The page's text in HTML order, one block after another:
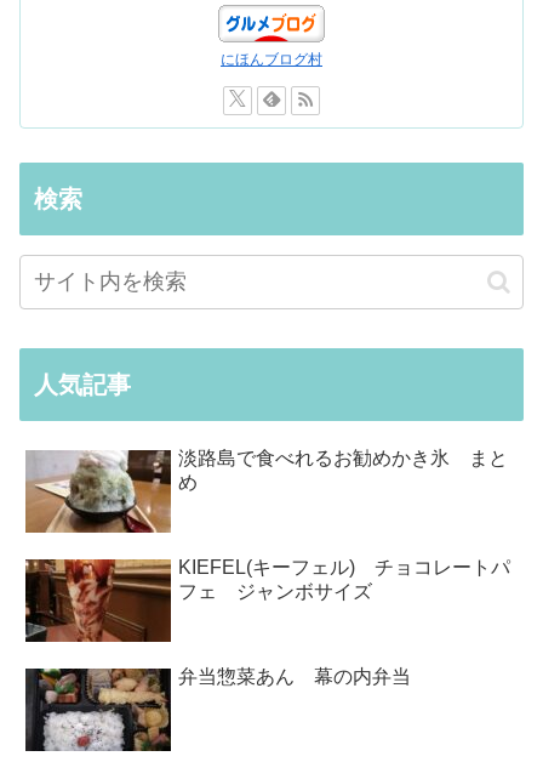
にほんブログ村
検索
人気記事
淡路島で食べれるお勧めかき氷 まと
め
KIEFEL(キーフェル) チョコレートパ
フェ ジャンボサイズ
弁当惣菜あん 幕の内弁当